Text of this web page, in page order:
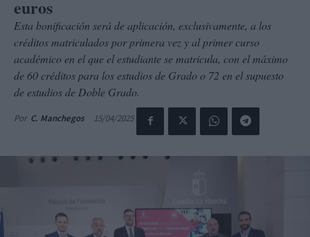
euros
Esta bonificación será de aplicación, exclusivamente, a los
créditos matriculados por primera vez y al primer curso
académico en el que el estudiante se matricula, con el máximo
de 60 créditos para los estudios de Grado o 72 en el supuesto
de estudios de Doble Grado.
Por C. Manchegos 15/04/2025